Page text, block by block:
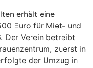
erhält eine
Euro für Miet- und
Der Verein betreibt
zuerst in
der Umzug in